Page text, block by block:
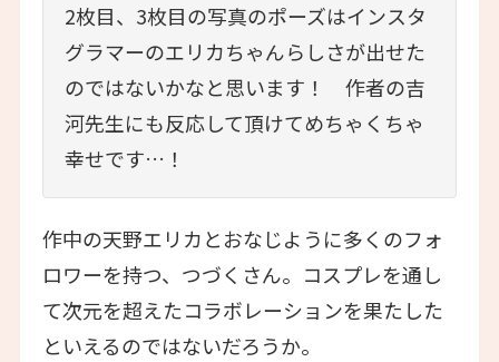
2枚目、3枚目の写真のポーズはインスタ
グラマーのエリカちゃんらしさが出せた
のではないかなと思います！ 作者の吉
河先生にも反応して頂けてめちゃくちゃ
幸せです…！
作中の天野エリカとおなじように多くのフォ
ロワーを持つ、つづくさん。コスプレを通し
て次元を超えたコラボレーションを果たした
といえるのではないだろうか。